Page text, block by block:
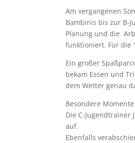
Am vergangenen
Bambinis bis zur B-
Planung und die
funktioniert. Für die
Ein großer
bekam Essen und
dem Wetter genau
Besondere
Die C-Jugendtrainer
auf.
Ebenfalls